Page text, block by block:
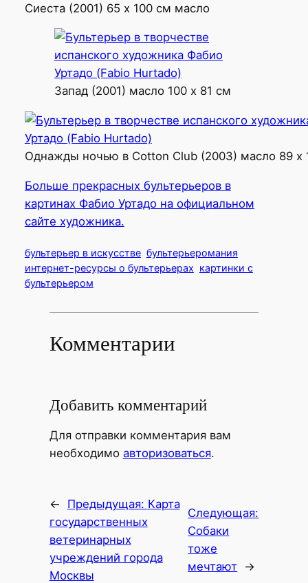
Сиеста (2001) 65 х 100 см масло
Запад (2001) масло 100 x 81 см
Однажды ночью в Cotton Club (2003) масло 89 x
Больше прекрасных бультерьеров в
картинах Фабио Уртадо на официальном
сайте художника.
бультерьер в искусстве бультерьеромания
интернет-ресурсы о бультерьерах картинки с
бультерьером
Комментарии
Добавить комментарий
Для отправки комментария вам
необходимо авторизоваться.
← Предыдущая: Карта
государственных
ветеринарных
учреждений города
Москвы
Следующая:
Собаки
тоже
мечтают →